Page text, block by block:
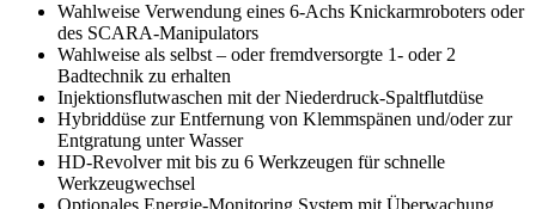
Wahlweise Verwendung eines 6-Achs Knickarmroboters oder
des SCARA-Manipulators
Wahlweise als selbst – oder fremdversorgte 1- oder 2
Badtechnik zu erhalten
Injektionsflutwaschen mit der Niederdruck-Spaltflutdüse
Hybriddüse zur Entfernung von Klemmspänen und/oder zur
Entgratung unter Wasser
HD-Revolver mit bis zu 6 Werkzeugen für schnelle
Werkzeugwechsel